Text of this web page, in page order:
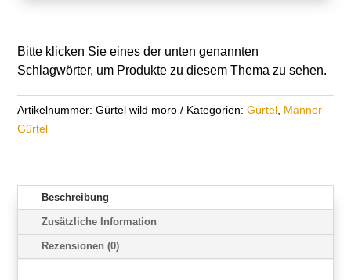
Bitte klicken Sie eines der unten genannten
Schlagwörter, um Produkte zu diesem Thema zu sehen.
Artikelnummer: Gürtel wild moro Kategorien: Gürtel Männer
Gürtel
Beschreibung
Zusätzliche Information
Rezensionen (0)